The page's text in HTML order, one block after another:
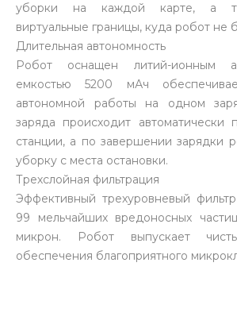
уборки на каждой карте, а
виртуальные границы, куда робот не
Длительная автономность
Робот оснащен литий-ионным
емкостью 5200 мАч
автономной работы на одном
заряда происходит
станции, а по завершении зарядки
уборку с места остановки.
Трехслойная фильтрация
Эффективный трехуровневый
99 мельчайших вредоносных
микрон. Робот выпускает
обеспечения благоприятного